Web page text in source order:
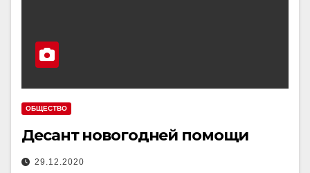
ОБЩЕСТВО
Десант новогодней помощи
29.12.2020